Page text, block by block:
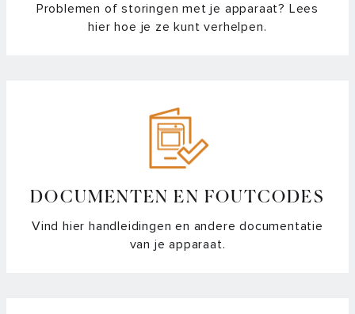
Problemen of storingen met je apparaat? Lees
hier hoe je ze kunt verhelpen.
DOCUMENTEN EN FOUTCODES
Vind hier handleidingen en andere documentatie
van je apparaat.